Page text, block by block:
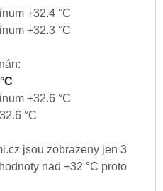
+32.4 °C
+32.3 °C
+32.6 °C
°C
jsou zobrazeny jen 3
nad +32 °C proto